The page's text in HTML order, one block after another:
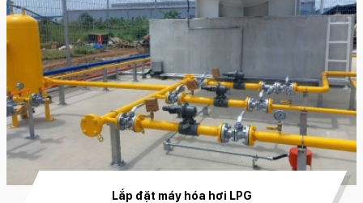
Lắp đặt máy hóa hơi LPG